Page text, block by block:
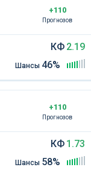
+110
Прогнозов
КФ 2.19
Шансы 46%
+110
Прогнозов
КФ 1.73
Шансы 58%